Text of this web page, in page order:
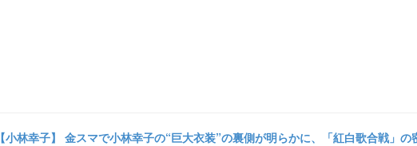
【小林幸子】 金スマで小林幸子の“巨大衣装”の裏側が明らかに、「紅白歌合戦」